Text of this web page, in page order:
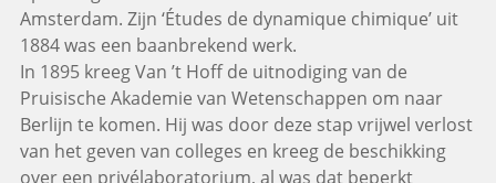
Amsterdam. Zijn ‘Études de dynamique chimique’ uit
1884 was een baanbrekend werk.
In 1895 kreeg Van ’t Hoff de uitnodiging van de
Pruisische Akademie van Wetenschappen om naar
Berlijn te komen. Hij was door deze stap vrijwel verlost
van het geven van colleges en kreeg de beschikking
over een privélaboratorium, al was dat beperkt